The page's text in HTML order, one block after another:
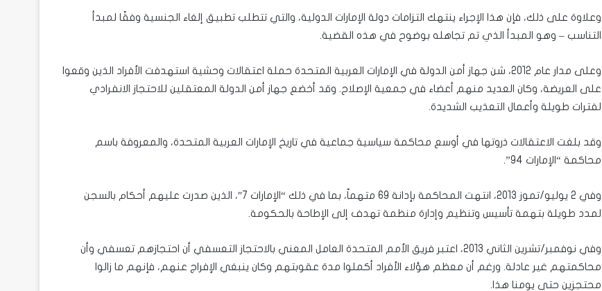
وعلاوة على ذلك، فإن هذا الإجراء ينتهك التزامات دولة الإمارات الدولية، والتي تتطلب تطبيق إلغاء الجنسية وفقًا لمبدأ
التناسب – وهو المبدأ الذي تم تجاهله بوضوح في هذه القضية.
وعلى مدار عام 2012، شن جهاز أمن الدولة في الإمارات العربية المتحدة حملة اعتقالات وحشية استهدفت الأفراد الذين وقعوا
على العريضة، وكان العديد منهم أعضاء في جمعية الإصلاح. وقد أخضع جهاز أمن الدولة المعتقلين للاحتجاز الانفرادي
لفترات طويلة وأعمال التعذيب الشديدة.
وقد بلغت الاعتقالات ذروتها في أوسع محاكمة سياسية جماعية في تاريخ الإمارات العربية المتحدة، والمعروفة باسم
محاكمة “الإمارات 94”.
وفي 2 يوليو/تموز 2013، انتهت المحاكمة بإدانة 69 متهماً، بما في ذلك “الإمارات 7″، الذين صدرت عليهم أحكام بالسجن
لمدد طويلة بتهمة تأسيس وتنظيم وإدارة منظمة تهدف إلى الإطاحة بالحكومة.
وفي نوفمبر/تشرين الثاني 2013، اعتبر فريق الأمم المتحدة العامل المعني بالاحتجاز التعسفي أن احتجازهم تعسفي وأن
محاكمتهم غير عادلة. ورغم أن معظم هؤلاء الأفراد أكملوا مدة عقوبتهم وكان ينبغي الإفراج عنهم، فإنهم ما زالوا
محتجزين حتى يومنا هذا.